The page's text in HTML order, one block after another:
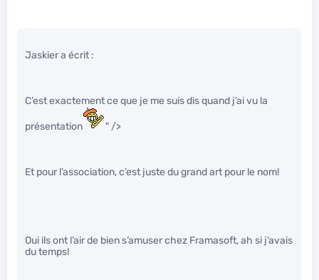
Jaskier a écrit :
C’est exactement ce que je me suis dis quand j’ai vu la
présentation " />
Et pour l’association, c’est juste du grand art pour le nom!
Oui ils ont l’air de bien s’amuser chez Framasoft, ah si j’avais
du temps!